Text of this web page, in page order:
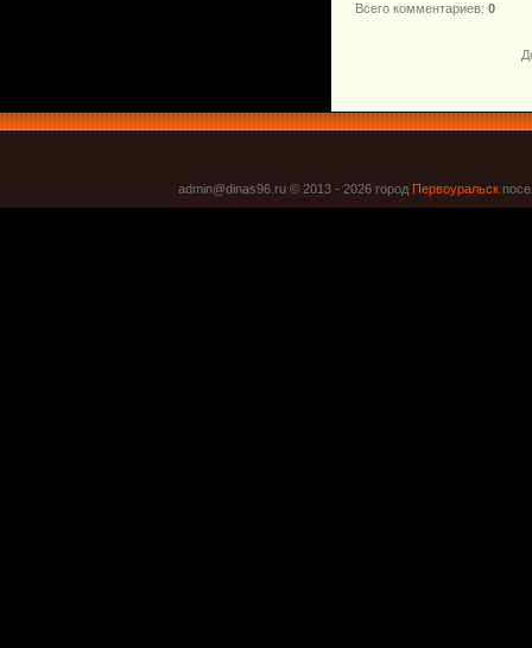
Всего комментариев: 0
admin@dinas96.ru © 2013 - 2026 город Первоуральск